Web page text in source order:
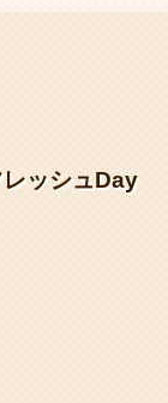
ッシュDay